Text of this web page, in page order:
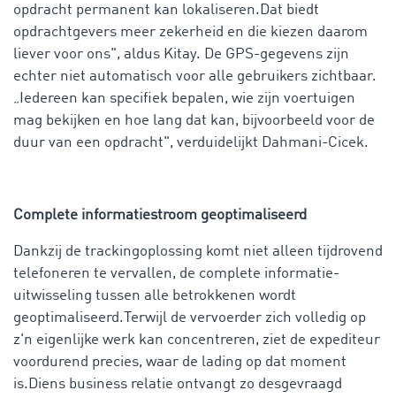
opdracht permanent kan lokaliseren.Dat biedt
opdrachtgevers meer zekerheid en die kiezen daarom
liever voor ons", aldus Kitay. De GPS-gegevens zijn
echter niet automatisch voor alle gebruikers zichtbaar.
„Iedereen kan specifiek bepalen, wie zijn voertuigen
mag bekijken en hoe lang dat kan, bijvoorbeeld voor de
duur van een opdracht", verduidelijkt Dahmani-Cicek.
Complete informatiestroom geoptimaliseerd
Dankzij de trackingoplossing komt niet alleen tijdrovend
telefoneren te vervallen, de complete informatie-
uitwisseling tussen alle betrokkenen wordt
geoptimaliseerd.Terwijl de vervoerder zich volledig op
z'n eigenlijke werk kan concentreren, ziet de expediteur
voordurend precies, waar de lading op dat moment
is.Diens business relatie ontvangt zo desgevraagd